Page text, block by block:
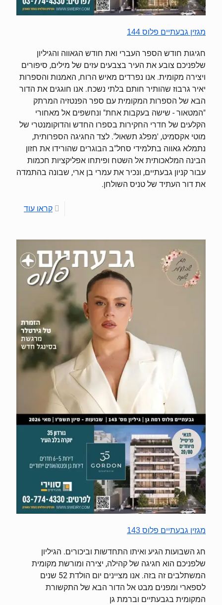
מגזין גבעתיים פלוס 144
חגיגות חודש הספר העברי ואת חודש הגאווה והגיליון
שלפניכם צובע את העיר בצבעים עזים של מילים, סיפורים
ויצירה מקומית. אנו נפרדים מאיש הרוח, האמנות והספרות
יאיר גרבוז שהותיר חותם בלתי נשכח. אנו חוגגים את הדור
הבא של הספרות המקומית עם ספר הפנטזיה המרתק
"המטאור - שישה בעקבות אחת" ונחשפים אל מאחורי
הקלעים של חדרי החקירות בספרו החדש והדוקומנטרי של
מוטי אקסמיט, 'מפלג תשאול'. לצד החגיגה הספרותית,
נתמלא גאווה בתלמידי סחל"ב הבוגרים שהורידו את חזון
הבינה המלאכותית אל השטח ופיתחו אפליקציות חכמות
עבור קניון גבעתיים, ונכיר את עמרי בן ארי, שבונה בהתמדה
את דור העתיד של טניס השולחן.
קראו עוד
מגזין גבעתיים פלוס 143
חג השבועות הגיע ואיתו התחדשות וביכורים. הגיליון
שלפניכם הוא חגיגה של קהילה, יצירה ומורשת מקומית
המשתלבים זה בזה. אנו מציינים יום הולדת 52 שנים
לספארי ומפנים מבט אל הדור הבא של התקשורת
המקומית בגבעתיים וברמת גן